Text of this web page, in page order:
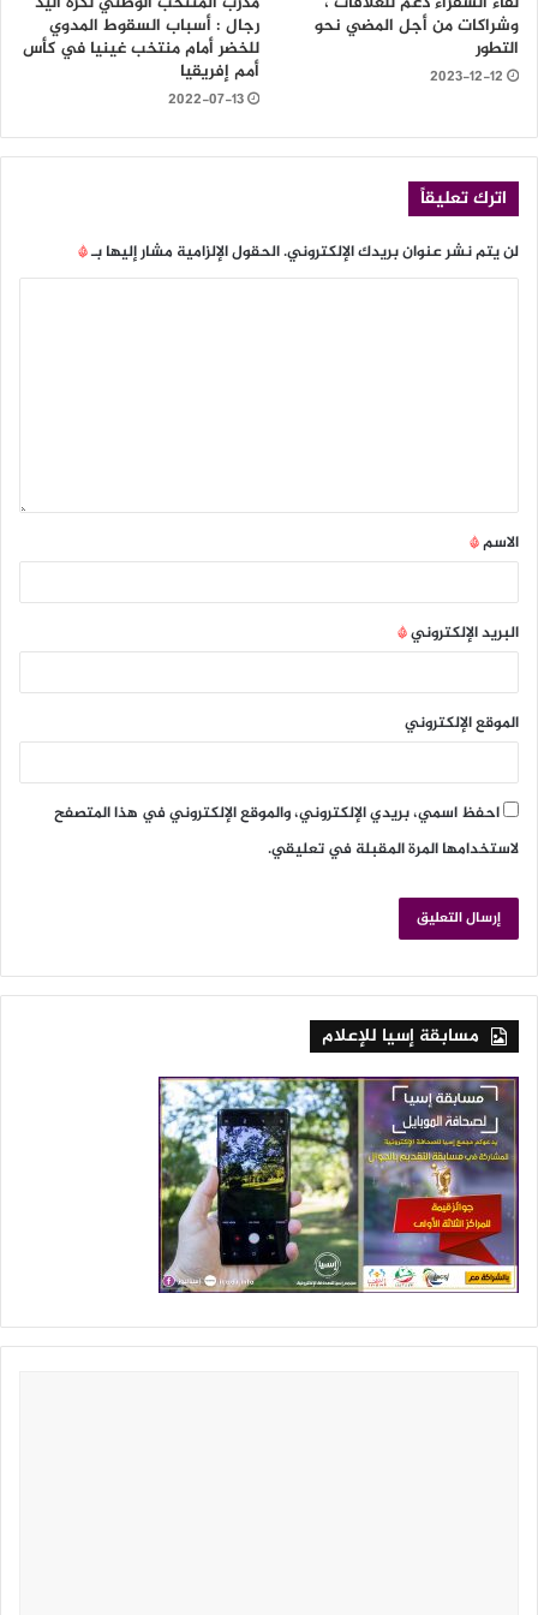
وشراكات من أجل المضي نحو
التطور
2023-12-12
رجال : أسباب السقوط المدوي
للخضر أمام منتخب غينيا في كأس
أمم إفريقيا
2022-07-13
اترك تعليقاً
لن يتم نشر عنوان بريدك الإلكتروني.الحقول الإلزامية مشار إليها بـ*
الاسم*
البريد الإلكتروني*
الموقع الإلكتروني
احفظ اسمي، بريدي الإلكتروني، والموقع الإلكتروني في هذا المتصفح
لاستخدامها المرة المقبلة في تعليقي.
مسابقة إسيا للإعلام